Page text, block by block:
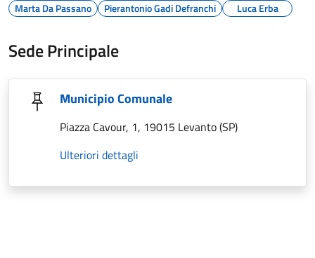
Marta Da Passano
Pierantonio Gadi Defranchi Luca Erba
Sede Principale
Municipio Comunale
Piazza Cavour, 1, 19015 Levanto (SP)
Ulteriori dettagli